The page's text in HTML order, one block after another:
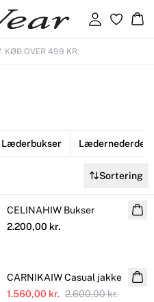
Log ind
KØB OVER 499 KR.
Læderbukser Lædernederdel
Sortering
NYHED
CELINAHIW Bukser
2.200,00 kr.
Yderligere nedsat
CARNIKAIW Casual jakke
1.560,00 kr. 2.600,00 kr.